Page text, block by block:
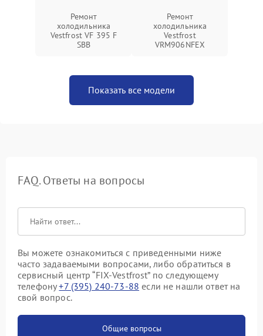
Ремонт
холодильника
Vestfrost VF 395 F
SBB
Ремонт
холодильника
Vestfrost
VRM906NFEX
Показать все модели
FAQ. Ответы на вопросы
Вы можете ознакомиться с приведенными ниже
часто задаваемыми вопросами, либо обратиться в
сервисный центр “FIX-Vestfrost” по следующему
телефону+7 (395) 240-73-88 если не нашли ответ на
свой вопрос.
Общие вопросы